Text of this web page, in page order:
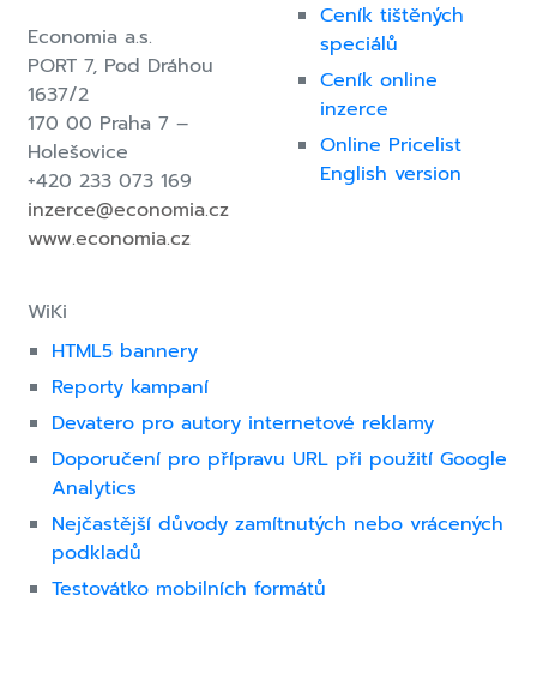
Economia a.s.
PORT 7, Pod Dráhou
1637/2
170 00 Praha 7 –
Holešovice
+420 233 073 169
inzerce@economia.cz
www.economia.cz
Ceník tištěných
speciálů
Ceník online
inzerce
Online Pricelist
English version
WiKi
HTML5 bannery
Reporty kampaní
Devatero pro autory internetové reklamy
Doporučení pro přípravu URL při použití Google
Analytics
Nejčastější důvody zamítnutých nebo vrácených
podkladů
Testovátko mobilních formátů